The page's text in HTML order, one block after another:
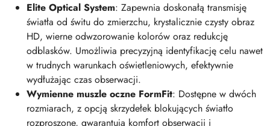
Elite Optical System: Zapewnia doskonałą transmisję
światła od świtu do zmierzchu, krystalicznie czysty obraz
HD, wierne odwzorowanie kolorów oraz redukcję
odblasków. Umożliwia precyzyjną identyfikację celu nawet
w trudnych warunkach oświetleniowych, efektywnie
wydłużając czas obserwacji.
Wymienne muszle oczne FormFit: Dostępne w dwóch
rozmiarach, z opcją skrzydełek blokujących światło
rozproszone, gwarantują komfort obserwacji i